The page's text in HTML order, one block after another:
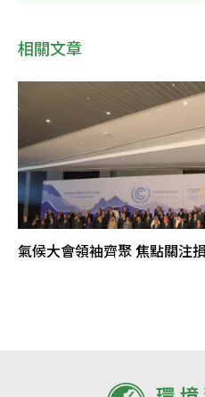
相關文章
氣候大會領袖齊聚 焦點關注